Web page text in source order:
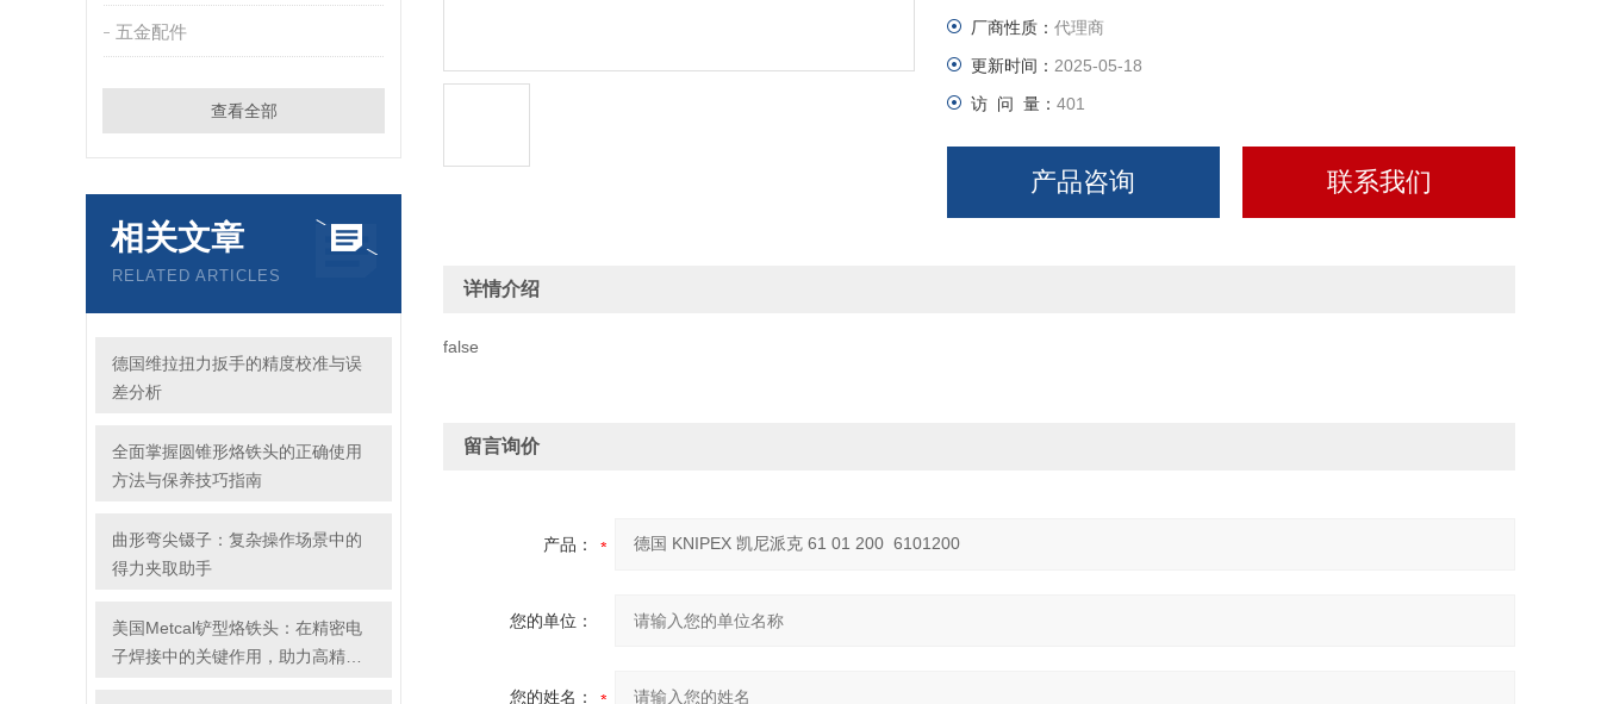
五金配件
查看全部
相关文章
RELATED ARTICLES
德国维拉扭力扳手的精度校准与误
差分析
全面掌握圆锥形烙铁头的正确使用
方法与保养技巧指南
曲形弯尖镊子：复杂操作场景中的
得力夹取助手
美国Metcal铲型烙铁头：在精密电
子焊接中的关键作用，助力高精度
厂商性质： 代理商
更新时间： 2025-05-18
访 问 量： 401
产品咨询 联系我们
详情介绍
false
留言询价
产品：
您的单位：
您的姓名：